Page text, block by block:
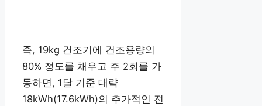
즉, 19kg 건조기에 건조용량의
80% 정도를 채우고 주 2회를 가
동하면, 1달 기준 대략
18kWh(17.6kWh)의 추가적인 전